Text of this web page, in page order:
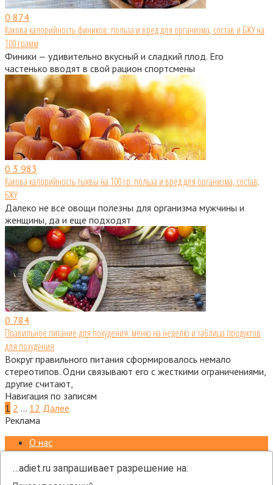
0 874
Какова калорийность фиников: польза и вред для организма, состав и БЖУ на
100 грамм
Финики — удивительно вкусный и сладкий плод. Его
частенько вводят в свой рацион спортсмены
0 3 983
Какова калорийность тыквы на 100 гр: польза и вред для организма, состав,
БЖУ
Далеко не все овощи полезны для организма мужчины и
женщины, да и еще подходят
0 784
Правильное питание для похудения: меню на неделю и таблица продуктов
для похудения
Вокруг правильного питания сформировалось немало
стереотипов. Одни связывают его с жесткими ограничениями,
другие считают,
Навигация по записям
1 2 … 12 Далее
Реклама
О нас
Контакты
Пользовательское соглашение
…adiet.ru запрашивает разрешение на: